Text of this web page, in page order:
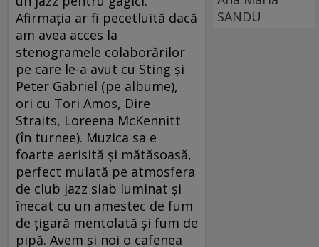
Afirmaţia ar fi pecetluită dacă
am avea acces la
stenogramele colaborărilor
pe care le-a avut cu Sting şi
Peter Gabriel (pe albume),
ori cu Tori Amos, Dire
Straits, Loreena McKennitt
(în turnee). Muzica sa e
foarte aerisită şi mătăsoasă,
perfect mulată pe atmosfera
de club jazz slab luminat şi
înecat cu un amestec de fum
de ţigară mentolată şi fum de
pipă. Avem şi noi o cafenea
SANDU